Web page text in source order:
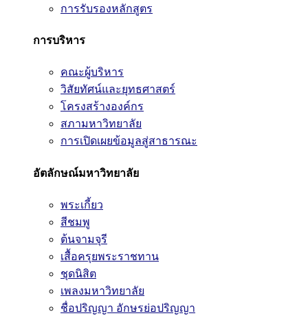
การรับรองหลักสูตร
การบริหาร
คณะผู้บริหาร
วิสัยทัศน์และยุทธศาสตร์
โครงสร้างองค์กร
สภามหาวิทยาลัย
การเปิดเผยข้อมูลสู่สาธารณะ
อัตลักษณ์มหาวิทยาลัย
พระเกี้ยว
สีชมพู
ต้นจามจุรี
เสื้อครุยพระราชทาน
ชุดนิสิต
เพลงมหาวิทยาลัย
ชื่อปริญญา อักษรย่อปริญญา